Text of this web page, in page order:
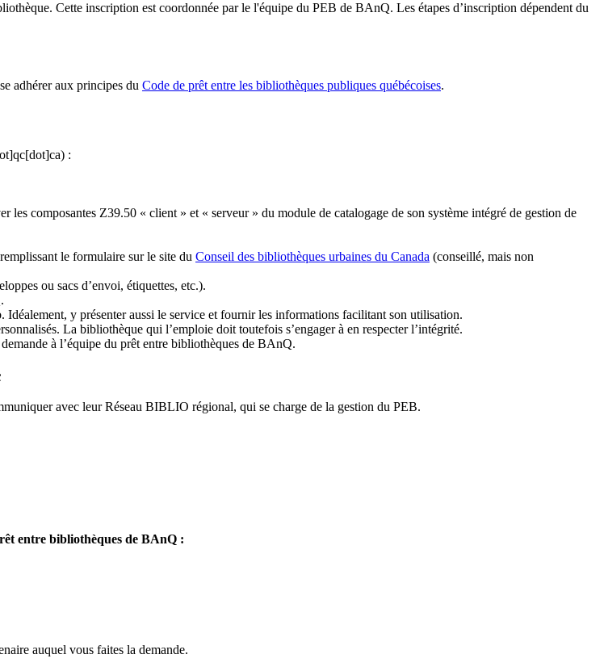
Cette inscription est coordonnée par le l'équipe du PEB de BAnQ. Les étapes d’inscription dépendent du
adhérer aux principes du Code de prêt entre les bibliothèques publiques québécoises.
:
composantes Z39.50 « client » et « serveur » du module de catalogage de son système intégré de gestion de
le formulaire sur le site du Conseil des bibliothèques urbaines du Canada (conseillé, mais non
ou sacs d’envoi, étiquettes, etc.).
y présenter aussi le service et fournir les informations facilitant son utilisation.
La bibliothèque qui l’emploie doit toutefois s’engager à en respecter l’intégrité.
à l’équipe du prêt entre bibliothèques de BAnQ.
avec leur Réseau BIBLIO régional, qui se charge de la gestion du PEB.
entre bibliothèques de BAnQ :
auquel vous faites la demande.